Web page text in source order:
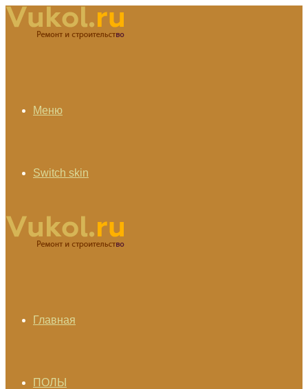
Меню
Switch skin
Главная
ПОЛЫ